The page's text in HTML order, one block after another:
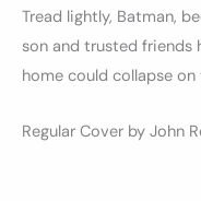
Tread lightly, Batman,
son and trusted friends
home could collapse
Regular Cover by John